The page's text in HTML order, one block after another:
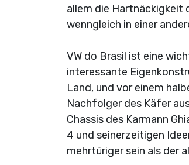
allem die Hartnäckigkeit
wenngleich in einer
VW do Brasil ist eine
interessante
Land, und vor einem
Nachfolger des Käfer
Chassis des Karmann
4 und seinerzeitigen
mehrtüriger sein als der